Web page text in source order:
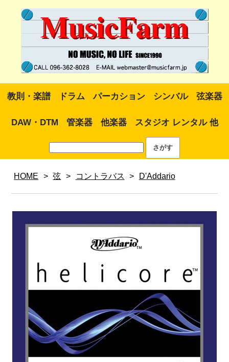
教則・楽譜 ドラム パーカション シンバル 弦楽器
DAW・DTM 管楽器 他楽器 スタジオ レンタル 他
HOME > 弦 > コントラバス > D'Addario